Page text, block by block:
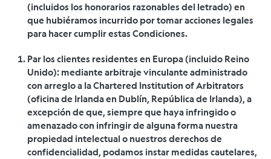
(incluidos los honorarios razonables del letrado) en
que hubiéramos incurrido por tomar acciones legales
para hacer cumplir estas Condiciones.
Par los clientes residentes en Europa (incluido Reino
Unido): mediante arbitraje vinculante administrado
con arreglo a la Chartered Institution of Arbitrators
(oficina de Irlanda en Dublín, República de Irlanda), a
excepción de que, siempre que haya infringido o
amenazado con infringir de alguna forma nuestra
propiedad intelectual o nuestros derechos de
confidencialidad, podamos instar medidas cautelares,